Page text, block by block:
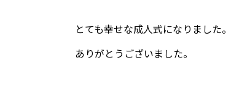
とても幸せな成人式になりました。
ありがとうございました。